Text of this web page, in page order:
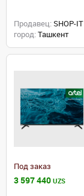
Продавец: SHOP-IT
город: Ташкент
Под заказ
3 597 440 UZS